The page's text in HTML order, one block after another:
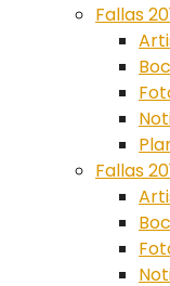
Fallas
Fallas